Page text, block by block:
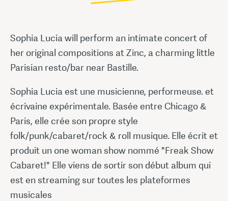
Sophia Lucia will perform an intimate concert of
her original compositions at Zinc, a charming little
Parisian resto/bar near Bastille.
Sophia Lucia est une musicienne, performeuse. et
écrivaine expérimentale. Basée entre Chicago &
Paris, elle crée son propre style
folk/punk/cabaret/rock & roll musique. Elle écrit et
produit un one woman show nommé "Freak Show
Cabaret!" Elle viens de sortir son début album qui
est en streaming sur toutes les plateformes
musicales